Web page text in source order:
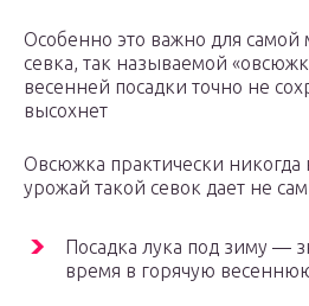
Особенно это важно для
севка, так называемой
весенней посадки точно не
высохнет
Овсюжка практически никогда
урожай такой севок дает не
Посадка лука под зиму —
время в горячую